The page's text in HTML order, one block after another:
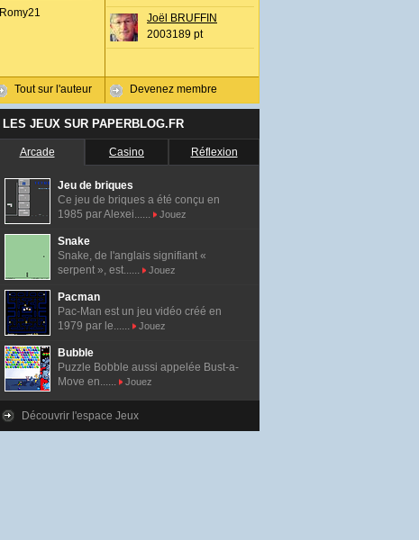
Romy21
Tout sur l'auteur
Joël BRUFFIN
2003189 pt
Devenez membre
LES JEUX SUR PAPERBLOG.FR
Arcade Casino Réflexion
Jeu de briques
Ce jeu de briques a été conçu en
1985 par Alexei......
Jouez
Snake
Snake, de l'anglais signifiant «
serpent », est......
Jouez
Pacman
Pac-Man est un jeu vidéo créé en
1979 par le......
Jouez
Bubble
Puzzle Bobble aussi appelée Bust-a-
Move en......
Jouez
Découvrir l'espace Jeux